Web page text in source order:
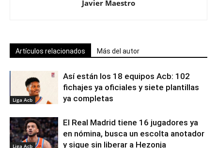
Javier Maestro
Artículos relacionados Más del autor
Liga Acb
Así están los 18 equipos Acb: 102
fichajes ya oficiales y siete plantillas
ya completas
Liga Acb
El Real Madrid tiene 16 jugadores ya
en nómina, busca un escolta anotador
y sigue sin liberar a Hezonja